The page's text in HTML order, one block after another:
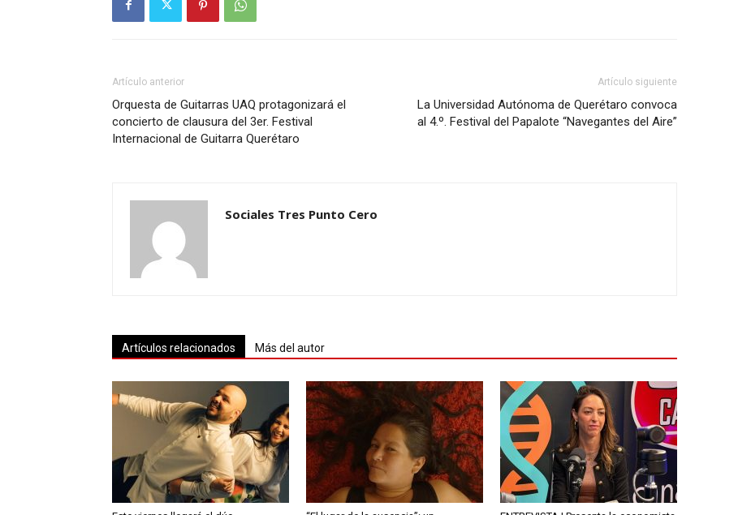
Artículo anterior
Orquesta de Guitarras UAQ protagonizará el
concierto de clausura del 3er. Festival
Internacional de Guitarra Querétaro
Artículo siguiente
La Universidad Autónoma de Querétaro convoca
al 4.º. Festival del Papalote “Navegantes del Aire”
Sociales Tres Punto Cero
Artículos relacionados Más del autor